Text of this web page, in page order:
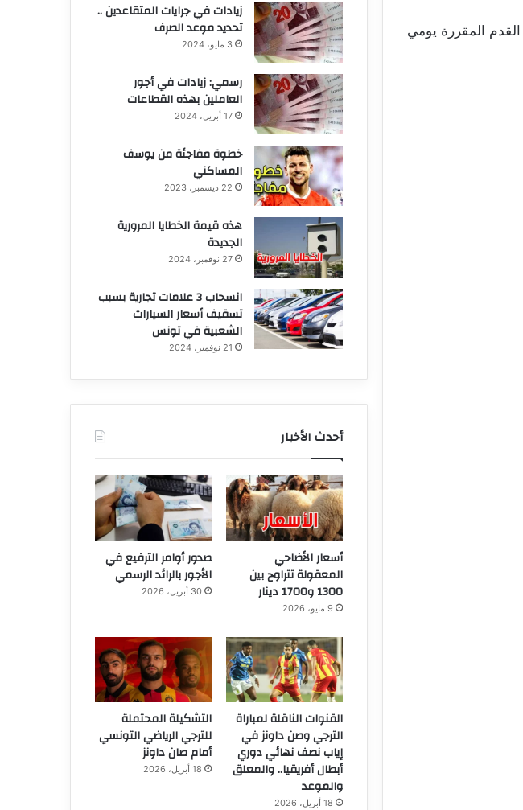
القدم المقررة يومي
زيادات في جرايات المتقاعدين ..
تحديد موعد الصرف
3 مايو، 2024
رسمي: زيادات في أجور
العاملين بهذه القطاعات
17 أبريل، 2024
خطوة مفاجئة من يوسف
المساكني
22 ديسمبر، 2023
هذه قيمة الخطايا المرورية
الجديدة
27 نوفمبر، 2024
انسحاب 3 علامات تجارية بسبب
تسقيف أسعار السيارات
الشعبية في تونس
21 نوفمبر، 2024
أحدث الأخبار
أسعار الأضاحي
المعقولة تتراوح بين
1300 و1700 دينار
9 مايو، 2026
صدور أوامر الترفيع في
الأجور بالرائد الرسمي
30 أبريل، 2026
القنوات الناقلة لمباراة
الترجي وصن داونز في
إياب نصف نهائي دوري
أبطال أفريقيا.. والمعلق
والموعد
18 أبريل، 2026
التشكيلة المحتملة
للترجي الرياضي التونسي
أمام صان داونز
18 أبريل، 2026